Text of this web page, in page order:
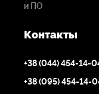
и ПО
Контакты
+38 (044) 454-14-
+38 (095) 454-14-